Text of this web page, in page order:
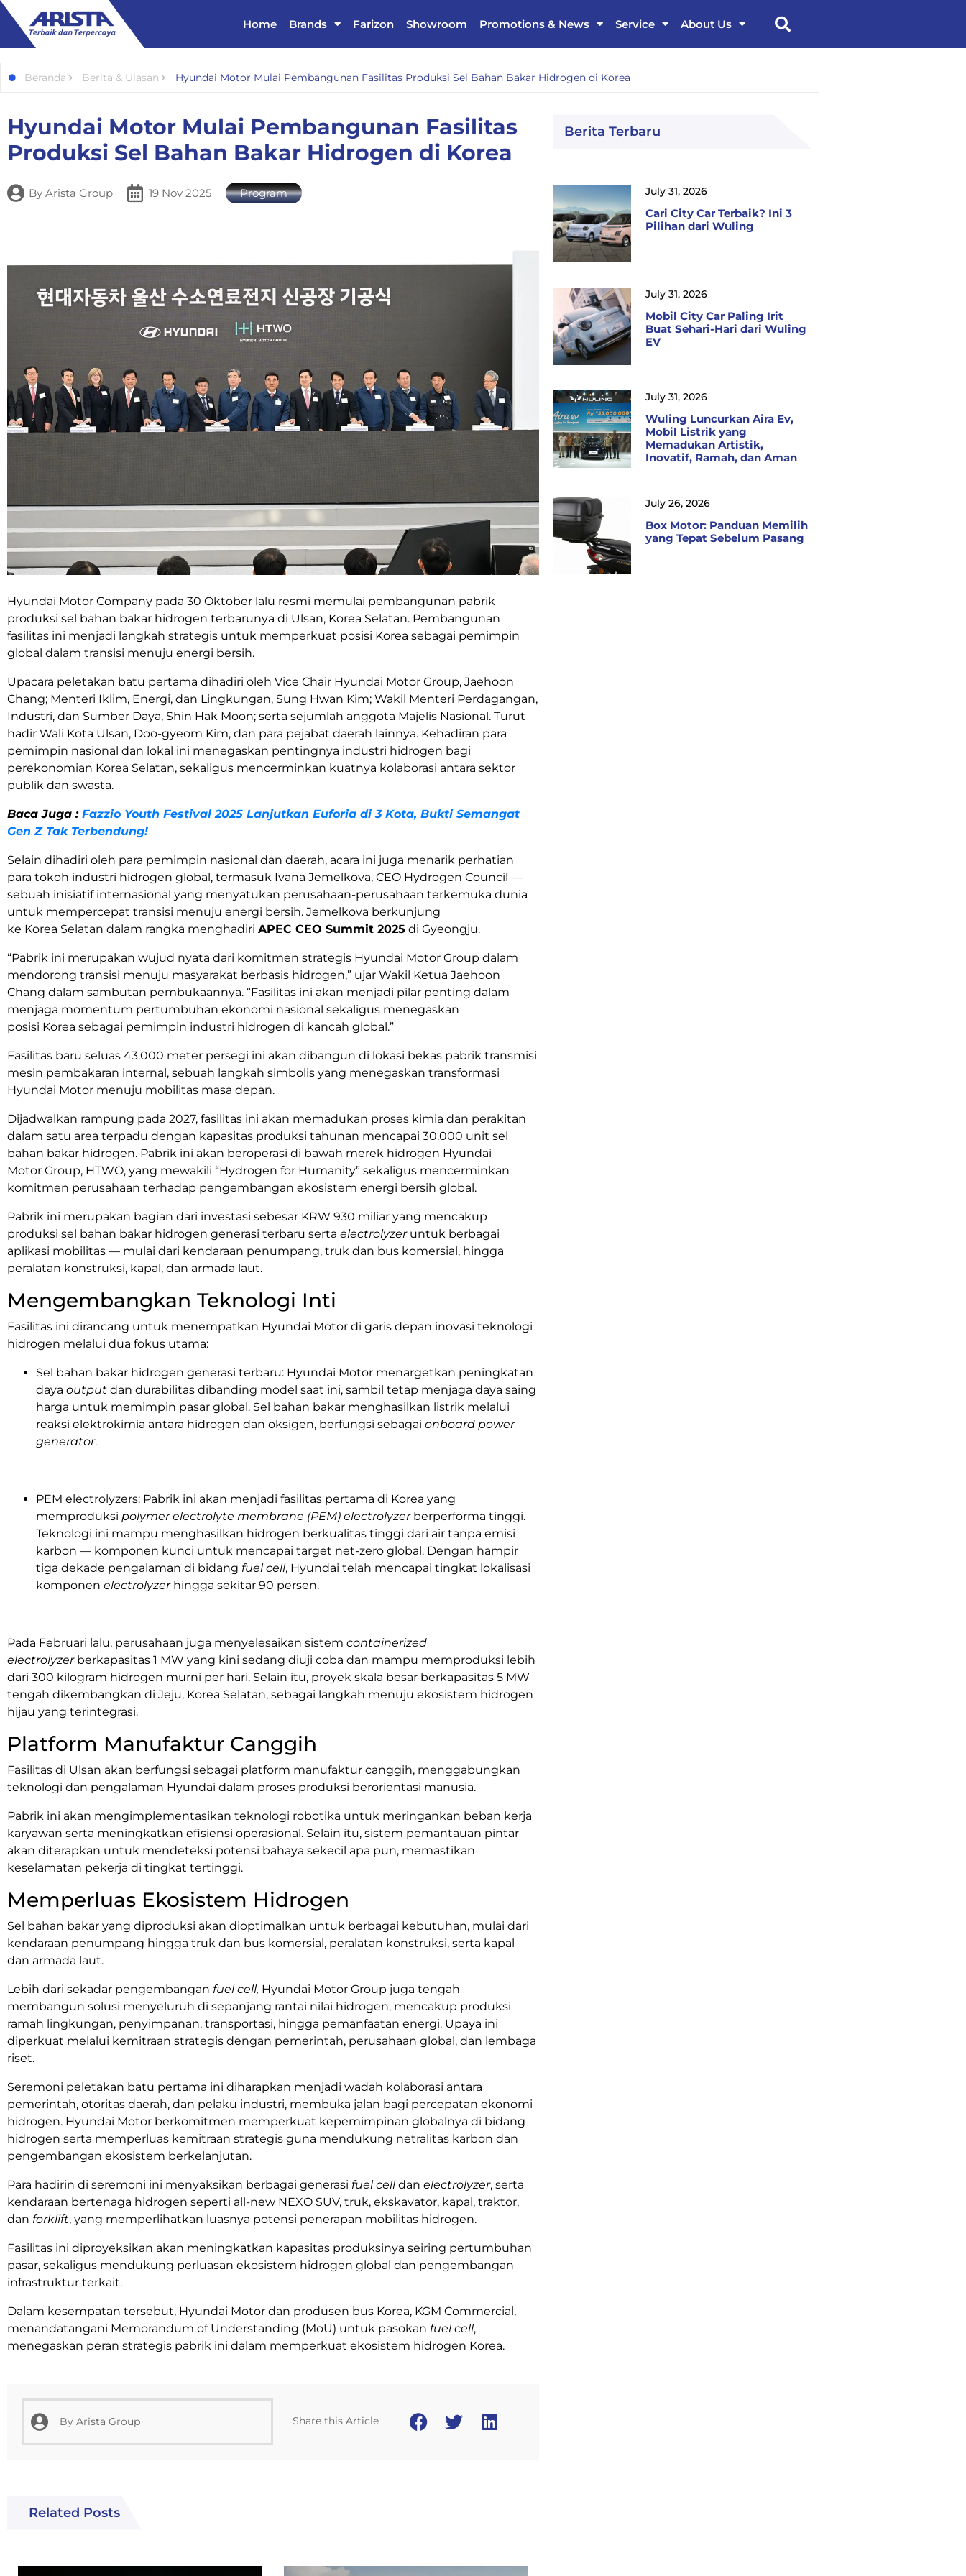
Home Brands Farizon Showroom Promotions & News Service About Us
Beranda Berita & Ulasan Hyundai Motor Mulai Pembangunan Fasilitas Produksi Sel Bahan Bakar Hidrogen di Korea
Hyundai Motor Mulai Pembangunan Fasilitas
Produksi Sel Bahan Bakar Hidrogen di Korea
By Arista Group 19 Nov 2025 Program
Hyundai Motor Company pada 30 Oktober lalu resmi memulai pembangunan pabrik
produksi sel bahan bakar hidrogen terbarunya di Ulsan, Korea Selatan. Pembangunan
fasilitas ini menjadi langkah strategis untuk memperkuat posisi Korea sebagai pemimpin
global dalam transisi menuju energi bersih.
Upacara peletakan batu pertama dihadiri oleh Vice Chair Hyundai Motor Group, Jaehoon
Chang; Menteri Iklim, Energi, dan Lingkungan, Sung Hwan Kim; Wakil Menteri Perdagangan,
Industri, dan Sumber Daya, Shin Hak Moon; serta sejumlah anggota Majelis Nasional. Turut
hadir Wali Kota Ulsan, Doo-gyeom Kim, dan para pejabat daerah lainnya. Kehadiran para
pemimpin nasional dan lokal ini menegaskan pentingnya industri hidrogen bagi
perekonomian Korea Selatan, sekaligus mencerminkan kuatnya kolaborasi antara sektor
publik dan swasta.
Baca Juga : Fazzio Youth Festival 2025 Lanjutkan Euforia di 3 Kota, Bukti Semangat
Gen Z Tak Terbendung!
Selain dihadiri oleh para pemimpin nasional dan daerah, acara ini juga menarik perhatian
para tokoh industri hidrogen global, termasuk Ivana Jemelkova, CEO Hydrogen Council —
sebuah inisiatif internasional yang menyatukan perusahaan-perusahaan terkemuka dunia
untuk mempercepat transisi menuju energi bersih. Jemelkova berkunjung
ke Korea Selatan dalam rangka menghadiri APEC CEO Summit 2025 di Gyeongju.
“Pabrik ini merupakan wujud nyata dari komitmen strategis Hyundai Motor Group dalam
mendorong transisi menuju masyarakat berbasis hidrogen,” ujar Wakil Ketua Jaehoon
Chang dalam sambutan pembukaannya. “Fasilitas ini akan menjadi pilar penting dalam
menjaga momentum pertumbuhan ekonomi nasional sekaligus menegaskan
posisi Korea sebagai pemimpin industri hidrogen di kancah global.”
Fasilitas baru seluas 43.000 meter persegi ini akan dibangun di lokasi bekas pabrik transmisi
mesin pembakaran internal, sebuah langkah simbolis yang menegaskan transformasi
Hyundai Motor menuju mobilitas masa depan.
Dijadwalkan rampung pada 2027, fasilitas ini akan memadukan proses kimia dan perakitan
dalam satu area terpadu dengan kapasitas produksi tahunan mencapai 30.000 unit sel
bahan bakar hidrogen. Pabrik ini akan beroperasi di bawah merek hidrogen Hyundai
Motor Group, HTWO, yang mewakili “Hydrogen for Humanity” sekaligus mencerminkan
komitmen perusahaan terhadap pengembangan ekosistem energi bersih global.
Pabrik ini merupakan bagian dari investasi sebesar KRW 930 miliar yang mencakup
produksi sel bahan bakar hidrogen generasi terbaru serta electrolyzeruntuk berbagai
aplikasi mobilitas — mulai dari kendaraan penumpang, truk dan bus komersial, hingga
peralatan konstruksi, kapal, dan armada laut.
Mengembangkan Teknologi Inti
Fasilitas ini dirancang untuk menempatkan Hyundai Motor di garis depan inovasi teknologi
hidrogen melalui dua fokus utama:
Sel bahan bakar hidrogen generasi terbaru: Hyundai Motor menargetkan peningkatan
daya output dan durabilitas dibanding model saat ini, sambil tetap menjaga daya saing
harga untuk memimpin pasar global. Sel bahan bakar menghasilkan listrik melalui
reaksi elektrokimia antara hidrogen dan oksigen, berfungsi sebagai onboard power
generator.
PEM electrolyzers: Pabrik ini akan menjadi fasilitas pertama di Korea yang
memproduksi polymer electrolyte membrane (PEM) electrolyzerberperforma tinggi.
Teknologi ini mampu menghasilkan hidrogen berkualitas tinggi dari air tanpa emisi
karbon — komponen kunci untuk mencapai target net-zero global. Dengan hampir
tiga dekade pengalaman di bidang fuel cell, Hyundai telah mencapai tingkat lokalisasi
komponen electrolyzerhingga sekitar 90 persen.
Pada Februari lalu, perusahaan juga menyelesaikan sistem containerized
electrolyzerberkapasitas 1 MW yang kini sedang diuji coba dan mampu memproduksi lebih
dari 300 kilogram hidrogen murni per hari. Selain itu, proyek skala besar berkapasitas 5 MW
tengah dikembangkan di Jeju, Korea Selatan, sebagai langkah menuju ekosistem hidrogen
hijau yang terintegrasi.
Platform Manufaktur Canggih
Fasilitas di Ulsan akan berfungsi sebagai platform manufaktur canggih, menggabungkan
teknologi dan pengalaman Hyundai dalam proses produksi berorientasi manusia.
Pabrik ini akan mengimplementasikan teknologi robotika untuk meringankan beban kerja
karyawan serta meningkatkan efisiensi operasional. Selain itu, sistem pemantauan pintar
akan diterapkan untuk mendeteksi potensi bahaya sekecil apa pun, memastikan
keselamatan pekerja di tingkat tertinggi.
Memperluas Ekosistem Hidrogen
Sel bahan bakar yang diproduksi akan dioptimalkan untuk berbagai kebutuhan, mulai dari
kendaraan penumpang hingga truk dan bus komersial, peralatan konstruksi, serta kapal
dan armada laut.
Lebih dari sekadar pengembangan fuel cell, Hyundai Motor Group juga tengah
membangun solusi menyeluruh di sepanjang rantai nilai hidrogen, mencakup produksi
ramah lingkungan, penyimpanan, transportasi, hingga pemanfaatan energi. Upaya ini
diperkuat melalui kemitraan strategis dengan pemerintah, perusahaan global, dan lembaga
riset.
Seremoni peletakan batu pertama ini diharapkan menjadi wadah kolaborasi antara
pemerintah, otoritas daerah, dan pelaku industri, membuka jalan bagi percepatan ekonomi
hidrogen. Hyundai Motor berkomitmen memperkuat kepemimpinan globalnya di bidang
hidrogen serta memperluas kemitraan strategis guna mendukung netralitas karbon dan
pengembangan ekosistem berkelanjutan.
Para hadirin di seremoni ini menyaksikan berbagai generasi fuel celldan electrolyzer, serta
kendaraan bertenaga hidrogen seperti all-new NEXO SUV, truk, ekskavator, kapal, traktor,
dan forklift, yang memperlihatkan luasnya potensi penerapan mobilitas hidrogen.
Fasilitas ini diproyeksikan akan meningkatkan kapasitas produksinya seiring pertumbuhan
pasar, sekaligus mendukung perluasan ekosistem hidrogen global dan pengembangan
infrastruktur terkait.
Dalam kesempatan tersebut, Hyundai Motor dan produsen bus Korea, KGM Commercial,
menandatangani Memorandum of Understanding (MoU) untuk pasokan fuel cell,
menegaskan peran strategis pabrik ini dalam memperkuat ekosistem hidrogen Korea.
By Arista Group Share this Article
Related Posts
Berita Terbaru
Cari City Car Terbaik? Ini 3
Pilihan dari Wuling
July 31, 2026
Mobil City Car Paling Irit
Buat Sehari-Hari dari Wuling
EV
July 31, 2026
Wuling Luncurkan Aira Ev,
Mobil Listrik yang
Memadukan Artistik,
Inovatif, Ramah, dan Aman
July 31, 2026
Box Motor: Panduan Memilih
yang Tepat Sebelum Pasang
July 26, 2026